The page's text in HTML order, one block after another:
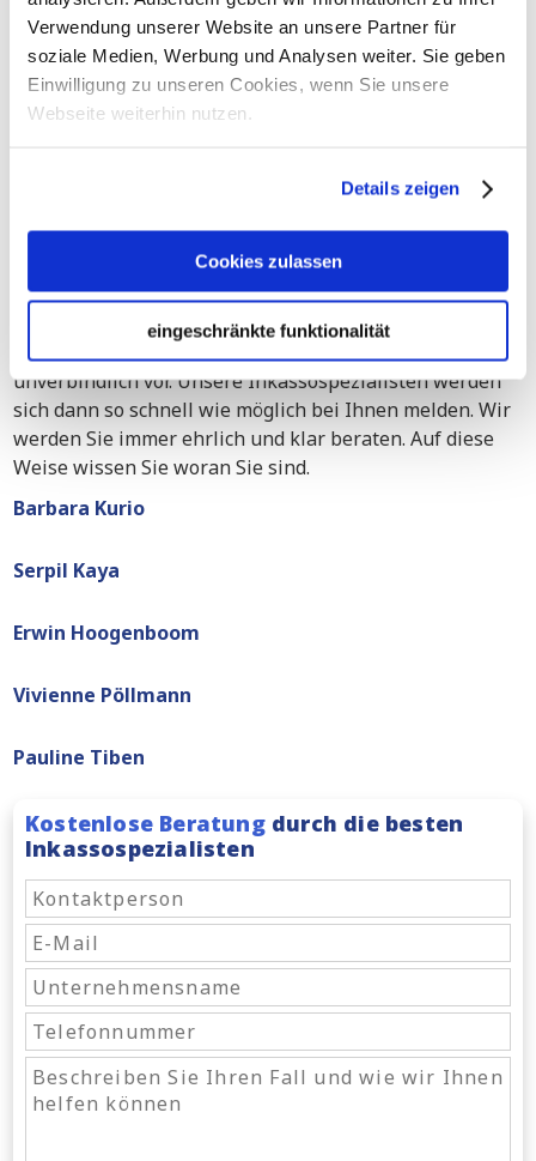
Verwendung unserer Website an unsere Partner für
soziale Medien, Werbung und Analysen weiter. Sie geben
Einwilligung zu unseren Cookies, wenn Sie unsere
Webseite weiterhin nutzen.
Details zeigen
Cookies zulassen
eingeschränkte funktionalität
Reichen Sie Ihren Fall bis 16.00 Uhr ein und wir
werden noch heute tätig!
Kontakt zu einem Spezialisten
Möchten Sie sich lieber erst mit einem Spezialisten
besprechen, bevor Sie Ihre offene Forderung
übergeben? Nehmen Sie über unser Kontaktformular
Kontakt mit uns auf und stellen Sie uns Ihren Fall
unverbindlich vor. Unsere Inkassospezialisten werden
sich dann so schnell wie möglich bei Ihnen melden. Wir
werden Sie immer ehrlich und klar beraten. Auf diese
Weise wissen Sie woran Sie sind.
Barbara Kurio
Serpil Kaya
Erwin Hoogenboom
Vivienne Pöllmann
Pauline Tiben
Kostenlose Beratungdurch die besten
Inkassospezialisten